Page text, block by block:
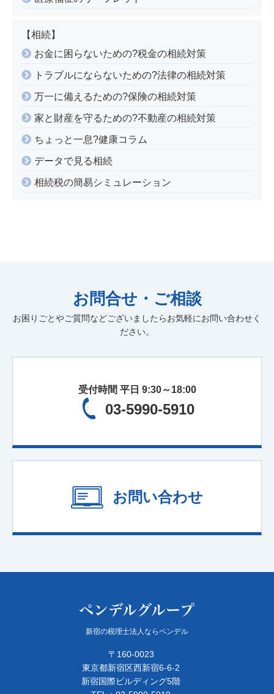
【相続】
お金に困らないための?税金の相続対策
トラブルにならないための?法律の相続対策
万一に備えるための?保険の相続対策
家と財産を守るための?不動産の相続対策
ちょっと一息?健康コラム
データで見る相続
相続税の簡易シミュレーション
お問合せ・ご相談
お困りごとやご質問などございましたらお気軽にお問い合わせく
ださい。
受付時間 平日 9:30～18:00
03-5990-5910
お問い合わせ
新宿の税理士法人ならペンデル
〒160-0023
東京都新宿区西新宿6-6-2
新宿国際ビルディング5階